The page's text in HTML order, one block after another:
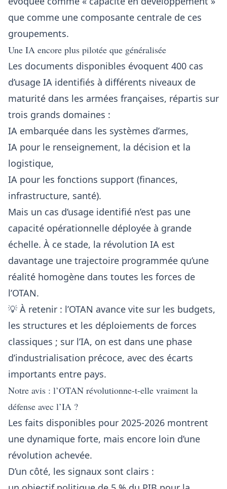
que comme une composante centrale de ces
groupements.
Une IA encore plus pilotée que généralisée
Les documents disponibles évoquent 400 cas
d’usage IA identifiés à différents niveaux de
maturité dans les armées françaises, répartis sur
trois grands domaines :
IA embarquée dans les systèmes d’armes,
IA pour le renseignement, la décision et la
logistique,
IA pour les fonctions support (finances,
infrastructure, santé).
Mais un cas d’usage identifié n’est pas une
capacité opérationnelle déployée à grande
échelle. À ce stade, la révolution IA est
davantage une trajectoire programmée qu’une
réalité homogène dans toutes les forces de
l’OTAN.
💡 À retenir : l’OTAN avance vite sur les budgets,
les structures et les déploiements de forces
classiques ; sur l’IA, on est dans une phase
d’industrialisation précoce, avec des écarts
importants entre pays.
Notre avis : l’OTAN révolutionne-t-elle vraiment la
défense avec l’IA ?
Les faits disponibles pour 2025-2026 montrent
une dynamique forte, mais encore loin d’une
révolution achevée.
D’un côté, les signaux sont clairs :